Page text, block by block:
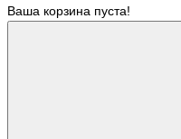
Ваша корзина пуста!